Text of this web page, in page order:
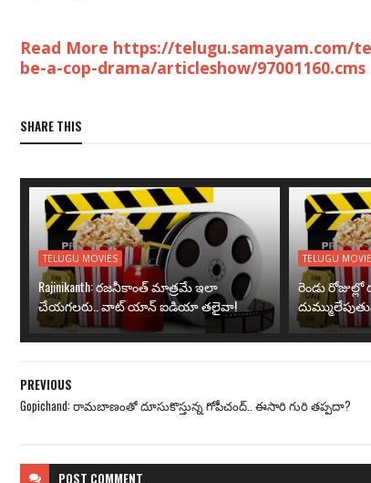
Read More https://telugu.samayam.com/
be-a-cop-drama/articleshow/97001160.cms
SHARE THIS
TELUGU MOVIES
Rajinikanth: రజనీకాంత్ మాత్రమే ఇలా
చేయగలరు.. వాట్ యాన్ ఐడియా తలైవా!
TELUGU
రెండు రోజుల్లో
PREVIOUS
Gopichand: రామబాణంతో దూసుకొస్తున్న గోపీచంద్.. ఈసారి గురి తప్పదా?
POST COMMENT